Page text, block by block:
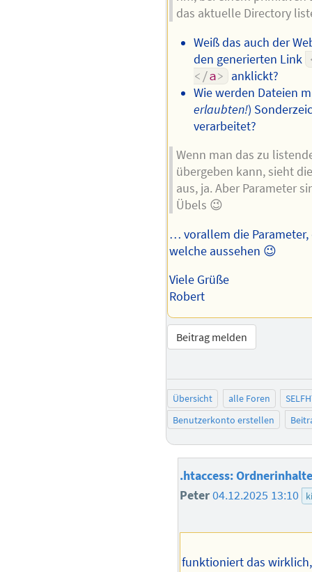
das aktuelle Directory
Weiß das auch der
den generierten Link
</a> anklickt?
Wie werden Dateien
erlaubten!)
verarbeitet?
Wenn man das zu
übergeben kann, sieht
aus, ja. Aber Parameter
Übels 😉
… vorallem die
welche aussehen 😉
Viele Grüße
Robert
Beitrag melden
Übersicht alle Foren
Benutzerkonto erstellen
.htaccess:
Peter04.12.2025 13:10
funktioniert das